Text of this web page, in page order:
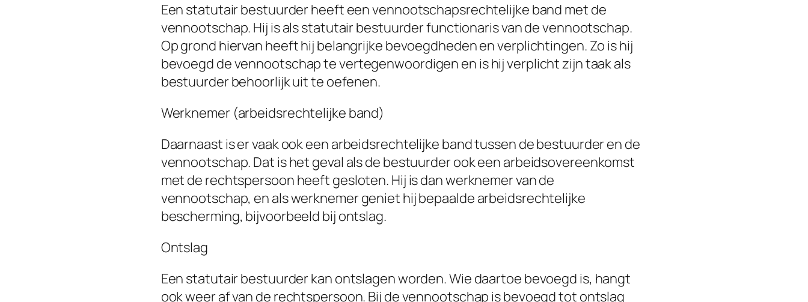
Een statutair bestuurder heeft een vennootschapsrechtelijke band met de
vennootschap. Hij is als statutair bestuurder functionaris van de vennootschap.
Op grond hiervan heeft hij belangrijke bevoegdheden en verplichtingen. Zo is hij
bevoegd de vennootschap te vertegenwoordigen en is hij verplicht zijn taak als
bestuurder behoorlijk uit te oefenen.
Werknemer (arbeidsrechtelijke band)
Daarnaast is er vaak ook een arbeidsrechtelijke band tussen de bestuurder en de
vennootschap. Dat is het geval als de bestuurder ook een arbeidsovereenkomst
met de rechtspersoon heeft gesloten. Hij is dan werknemer van de
vennootschap, en als werknemer geniet hij bepaalde arbeidsrechtelijke
bescherming, bijvoorbeeld bij ontslag.
Ontslag
Een statutair bestuurder kan ontslagen worden. Wie daartoe bevoegd is, hangt
ook weer af van de rechtspersoon. Bij de vennootschap is bevoegd tot ontslag